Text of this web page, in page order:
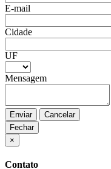
E-mail
Cidade
UF
Mensagem
Enviar
Cancelar
Fechar
×
Contato